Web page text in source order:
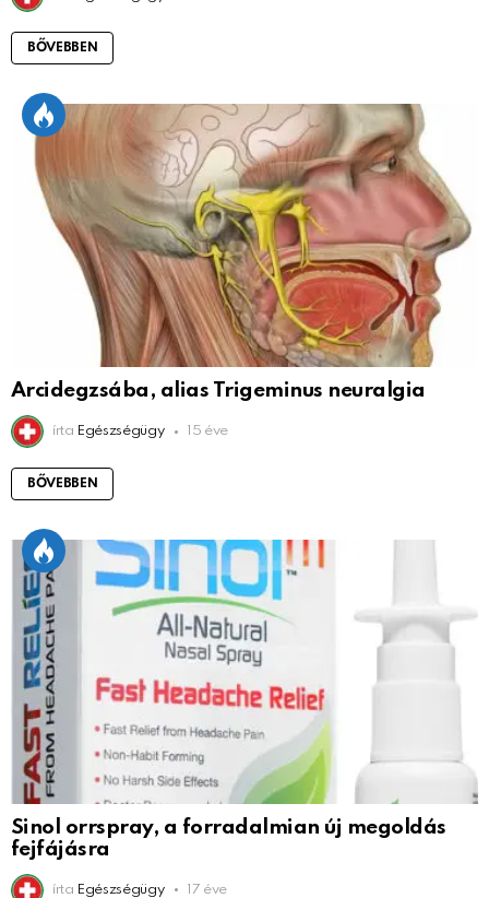
BŐVEBBEN
Arcidegzsába, alias Trigeminus neuralgia
írta Egészségügy 15 éve
BŐVEBBEN
Sinol orrspray, a forradalmian új megoldás
fejfájásra
írta Egészségügy 17 éve